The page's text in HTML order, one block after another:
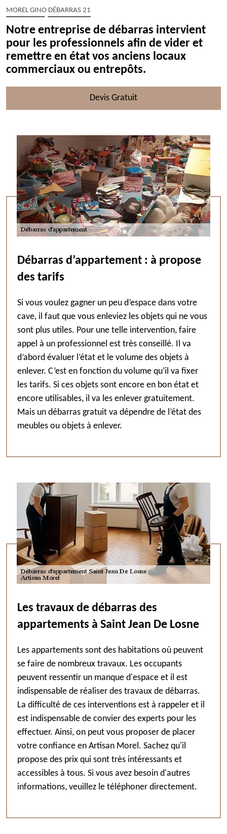
MOREL GINO DÉBARRAS 21
Notre entreprise de débarras intervient
pour les professionnels afin de vider et
remettre en état vos anciens locaux
commerciaux ou entrepôts.
Devis Gratuit
Débarras d’appartement : à propose
des tarifs
Si vous voulez gagner un peu d’espace dans votre
cave, il faut que vous enleviez les objets qui ne vous
sont plus utiles. Pour une telle intervention, faire
appel à un professionnel est très conseillé. Il va
d’abord évaluer l’état et le volume des objets à
enlever. C’est en fonction du volume qu’il va fixer
les tarifs. Si ces objets sont encore en bon état et
encore utilisables, il va les enlever gratuitement.
Mais un débarras gratuit va dépendre de l’état des
meubles ou objets à enlever.
Les travaux de débarras des
appartements à Saint Jean De Losne
Les appartements sont des habitations où peuvent
se faire de nombreux travaux. Les occupants
peuvent ressentir un manque d'espace et il est
indispensable de réaliser des travaux de débarras.
La difficulté de ces interventions est à rappeler et il
est indispensable de convier des experts pour les
effectuer. Ainsi, on peut vous proposer de placer
votre confiance en Artisan Morel. Sachez qu'il
propose des prix qui sont très intéressants et
accessibles à tous. Si vous avez besoin d'autres
informations, veuillez le téléphoner directement.